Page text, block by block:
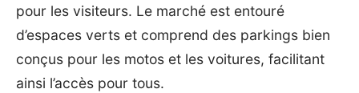
pour les visiteurs. Le marché est entouré
d’espaces verts et comprend des parkings bien
conçus pour les motos et les voitures, facilitant
ainsi l’accès pour tous.